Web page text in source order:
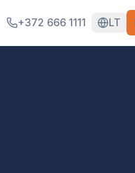
+372 666 1111 LT